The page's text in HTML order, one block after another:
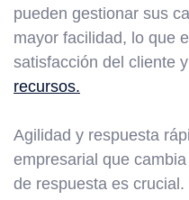
pueden gestionar sus
mayor facilidad, lo que
satisfacción del cliente
recursos.
Agilidad y respuesta
empresarial que
de respuesta es